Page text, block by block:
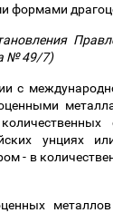
формами
№ 49/7)
с
унциях
- в